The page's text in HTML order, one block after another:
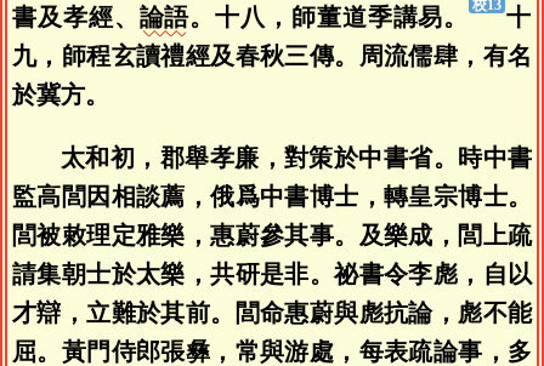
書及孝經、 論語。十八，師董道季講易。
十
九，師程玄讀禮經及春秋三傳。周流儒肆，有名
於冀方。
太和初，郡舉孝廉，對策於中書省。時中書
監高閭因相談薦，俄爲中書博士，轉皇宗博士。
閭被敕理定雅樂，惠蔚參其事。及樂成，閭上疏
請集朝士於太樂，共研是非。祕書令李彪，自以
才辯，立難於其前。閭命惠蔚與彪抗論，彪不能
屈。黃門侍郎張彝，常與游處，每表疏論事，多